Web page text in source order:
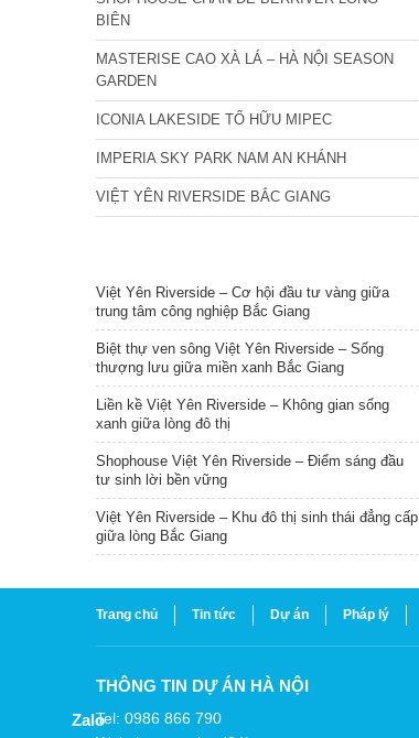
BIÊN
MASTERISE CAO XÀ LÁ – HÀ NỘI SEASON
GARDEN
ICONIA LAKESIDE TỐ HỮU MIPEC
IMPERIA SKY PARK NAM AN KHÁNH
VIỆT YÊN RIVERSIDE BẮC GIANG
Việt Yên Riverside – Cơ hội đầu tư vàng giữa
trung tâm công nghiệp Bắc Giang
Biệt thự ven sông Việt Yên Riverside – Sống
thượng lưu giữa miền xanh Bắc Giang
Liền kề Việt Yên Riverside – Không gian sống
xanh giữa lòng đô thị
Shophouse Việt Yên Riverside – Điểm sáng đầu
tư sinh lời bền vững
Việt Yên Riverside – Khu đô thị sinh thái đẳng cấp
giữa lòng Bắc Giang
Trang chủ Tin tức Dự án Pháp lý
THÔNG TIN DỰ ÁN HÀ NỘI
Tel: 0986 866 790
Zalo